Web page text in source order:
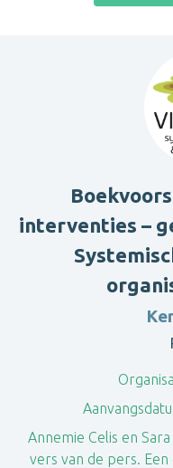
interventies –
Annemie Celis en
vers van de pers.